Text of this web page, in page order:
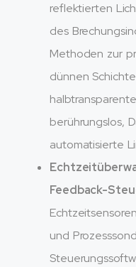
reflektierten
des
Methoden zur
dünnen
berührungslos,
automatisierte
Feedback-
und